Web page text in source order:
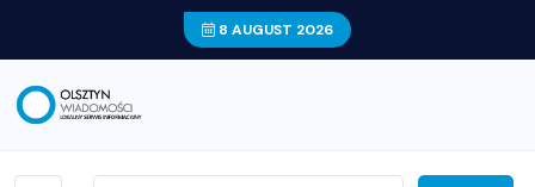
8 AUGUST 2026